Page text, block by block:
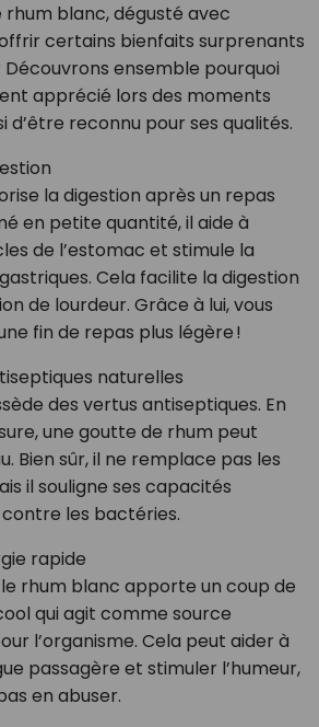
rhum blanc, dégusté avec
certains bienfaits surprenants
ensemble pourquoi
apprécié lors des moments
d’être reconnu pour ses qualités.
la digestion après un repas
en petite quantité, il aide à
de l’estomac et stimule la
Cela facilite la digestion
de lourdeur. Grâce à lui, vous
fin de repas plus légère !
naturelles
des vertus antiseptiques. En
une goutte de rhum peut
Bien sûr, il ne remplace pas les
il souligne ses capacités
les bactéries.
rapide
rhum blanc apporte un coup de
qui agit comme source
l’organisme. Cela peut aider à
passagère et stimuler l’humeur,
en abuser.